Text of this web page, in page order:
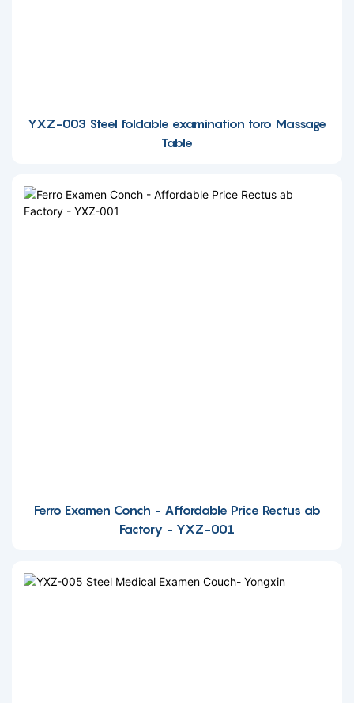
YXZ-003 Steel foldable examination toro Massage
Table
Ferro Examen Conch - Affordable Price Rectus ab
Factory - YXZ-001